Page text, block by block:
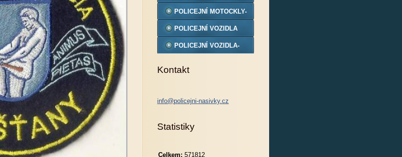
POLICEJNÍ MOTOCKLY-
MODELY
POLICEJNÍ VOZIDLA
POLICEJNÍ VOZIDLA-
Kontakt
info@policejni-nasivky.cz
Statistiky
Celkem: 571812